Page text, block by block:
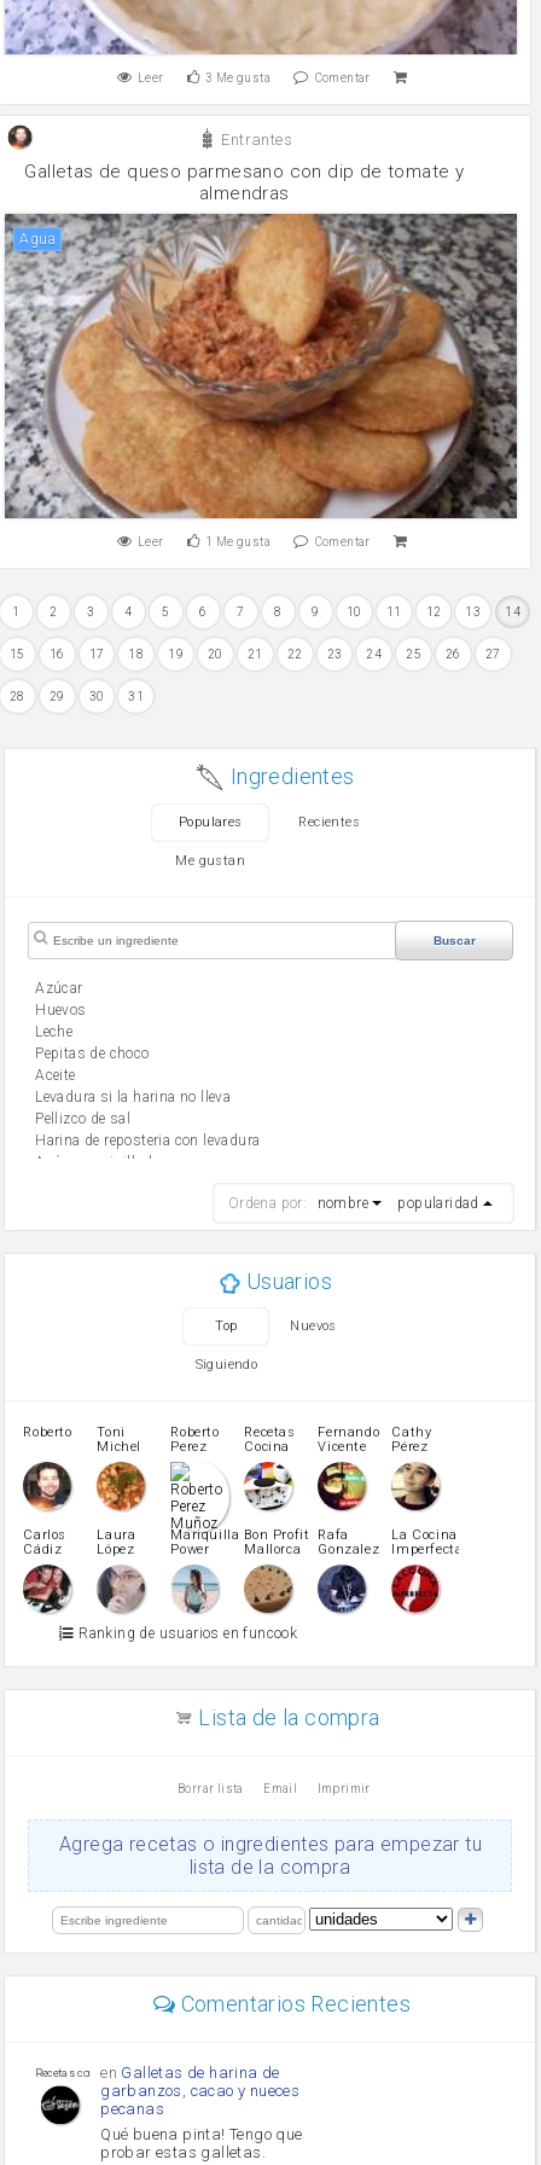
Leer 3 Me gusta Comentar
Entrantes
Galletas de queso parmesano con dip de tomate y
almendras
agua
Leer 1 Me gusta Comentar
1 2 3 4 5 6 7 8 9 10 11 12 13 14
15 16 17 18 19 20 21 22 23 24 25 26 27
28 29 30 31
Ingredientes
Populares Recientes
Me gustan
Buscar
Azúcar
huevos
leche
Pepitas de choco
aceite
Levadura si la harina no lleva
Pellizco de sal
Harina de reposteria con levadura
Azúcar avainillado
mantequilla
Harina para bizcocho
patatas
pimiento rojo
Pimentón
pimiento verde
miel
vino blanco
Azúcar glass
Azúcar moreno
Zumo de limón
arroz
Ajos
salsa de soja
limón
Ordena por: nombre popularidad
Usuarios
Top Nuevos
Siguiendo
Roberto
Toni
Michel
Caubet
Roberto
Perez
Muñoz
Recetas
Cocina
Fernando
Vicente
Cathy
Pérez
Carlos
Cádiz
Laura
López
Martínez
Mariquilla
Power
Bon Profit
Mallorca
Rafa
Gonzalez
La Cocina
Imperfecta
Ranking de usuarios en funcook
Lista de la compra
Borrar lista Email Imprimir
Agrega recetas o ingredientes para empezar tu
lista de la compra
Comentarios Recientes
Recetas con sazon
en Galletas de harina de
garbanzos, cacao y nueces
pecanas
Qué buena pinta! Tengo que
probar estas galletas.